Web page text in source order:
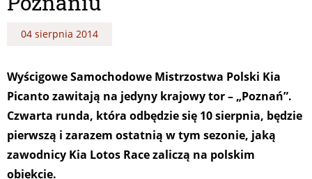
04 sierpnia 2014
Wyścigowe Samochodowe Mistrzostwa Polski Kia
Picanto zawitają na jedyny krajowy tor – „Poznań”.
Czwarta runda, która odbędzie się 10 sierpnia, będzie
pierwszą i zarazem ostatnią w tym sezonie, jaką
zawodnicy Kia Lotos Race zaliczą na polskim
obiekcie.